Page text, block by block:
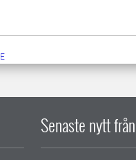
Senaste nytt från